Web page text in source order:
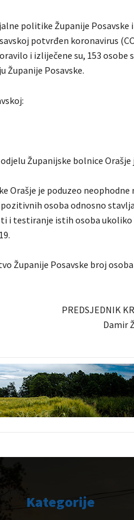
politike Županije
potvrđen koronavirus
i izliječene su, 153 osobe
Županije Posavske.
Županijske bolnice Orašje
Orašje je poduzeo
osoba odnosno
i testiranje istih osoba ukoliko
Županije Posavske broj
PREDSJEDNIK
Damir
Kategorije